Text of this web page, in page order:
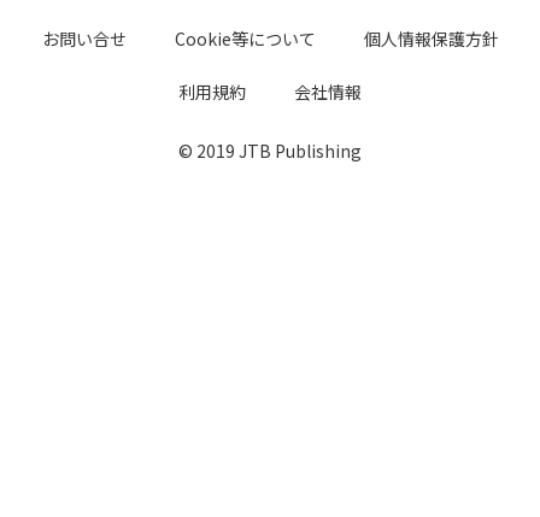
お問い合せ Cookie等について 個人情報保護方針
利用規約 会社情報
© 2019 JTB Publishing